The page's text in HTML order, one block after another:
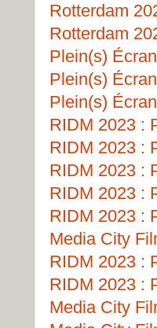
Rotterdam
Rotterdam
Plein(s)
Plein(s)
Plein(s)
RIDM 2023 :
RIDM 2023 :
RIDM 2023 :
RIDM 2023 :
RIDM 2023 :
Media City
RIDM 2023 :
RIDM 2023 :
Media City